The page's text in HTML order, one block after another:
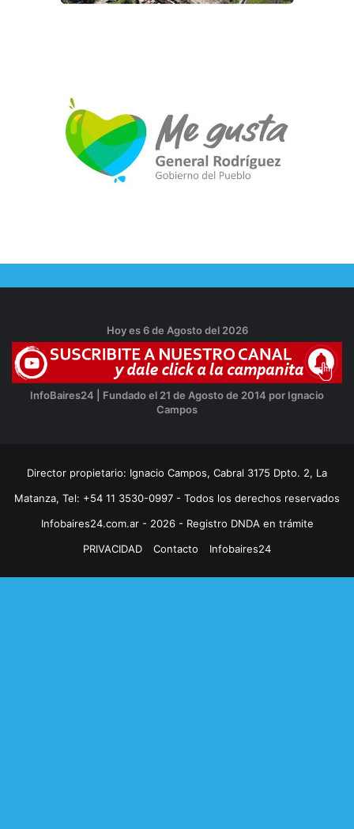
Hoy es 6 de Agosto del 2026
InfoBaires24 | Fundado el 21 de Agosto de 2014 por Ignacio
Campos
Director propietario: Ignacio Campos, Cabral 3175 Dpto. 2, La
Matanza, Tel: +54 11 3530-0997 - Todos los derechos reservados
Infobaires24.com.ar - 2026 - Registro DNDA en trámite
PRIVACIDAD
Contacto Infobaires24